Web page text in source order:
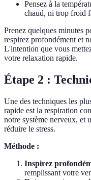
Pensez à la
chaud, ni trop froid
Prenez quelques minutes
respirez profondément et
L'intention que vous
votre relaxation rapide.
Étape 2 :
Une des techniques les
rapide est la respiration
notre système nerveux, et
réduire le stress.
Méthode :
Inspirez
remplissant votre